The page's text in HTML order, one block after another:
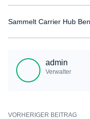
Vorgang ist zwar schnell und
Sammelt Carrier Hub
Erstellung einesadmin
Verwalter
VORHERIGER BEITRAG